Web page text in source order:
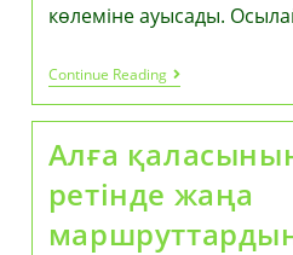
көлеміне ауысады.
Continue Reading2026
Жылы
Алдын
Диагностика
Қолжетімді
Болмақ
Алға
ретінде жаңа